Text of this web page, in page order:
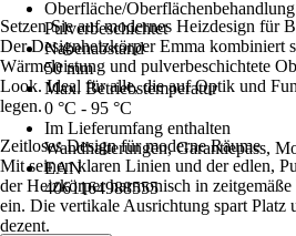
Oberfläche/Oberflächenbehandlung
Pulverbeschichtet
Nabenabstand
50 mm
Max. Betriebstemperatur
0 °C - 95 °C
Im Lieferumfang enthalten
Wandhalterungen, Garantiepass,
EAN
4061164988555
Setzen Sie auf modernes Heizdesign für
Der Designheizkörper Emma kombiniert
Wärmeleistung und pulverbeschichtete
Look. Ideal für alle, die auf Optik und
legen.
Zeitloses Design für moderne Räume
Mit seinen klaren Linien und der edlen,
der Heizkörper harmonisch in
ein. Die vertikale Ausrichtung spart Platz
dezent.